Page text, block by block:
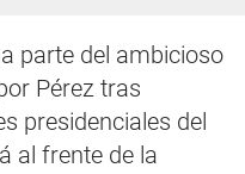
parte del ambicioso
Pérez tras
presidenciales del
al frente de la